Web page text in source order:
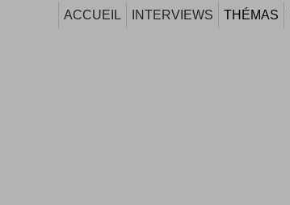
ACCUEIL INTERVIEWS THÉMAS